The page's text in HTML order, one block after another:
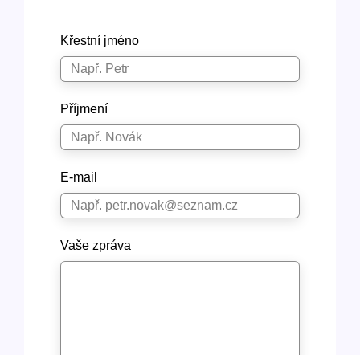
Křestní jméno
Příjmení
E-mail
Vaše zpráva